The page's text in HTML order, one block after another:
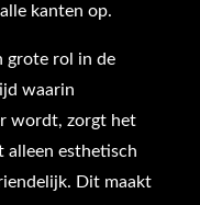
kanten op.
grote rol in de
waarin
wordt, zorgt het
alleen esthetisch
Dit maakt